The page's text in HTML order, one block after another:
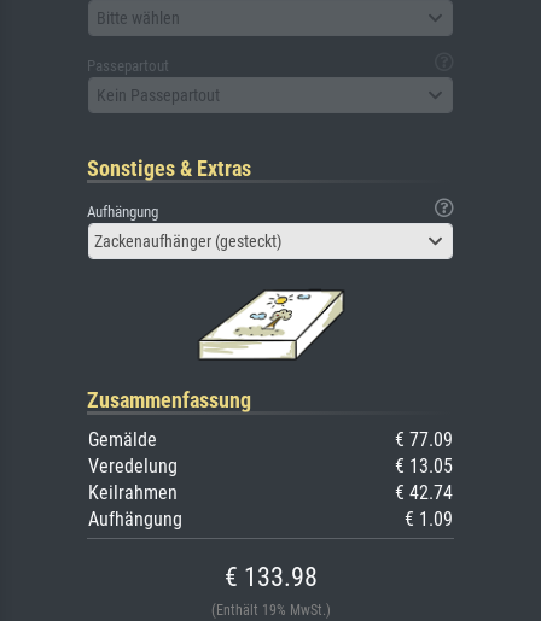
Bitte wählen
Passepartout
Kein Passepartout
Sonstiges & Extras
Aufhängung
Zackenaufhänger (gesteckt)
Zusammenfassung
Gemälde
€ 77.09
Veredelung
€ 13.05
Keilrahmen
€ 42.74
Aufhängung
€ 1.09
€ 133.98
(Enthält 19% MwSt.)